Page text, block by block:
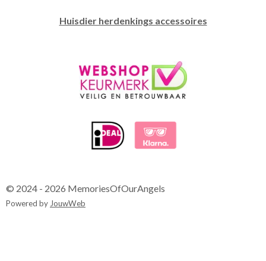
Huisdier herdenkings accessoires
© 2024 - 2026 MemoriesOfOurAngels
Powered byJouwWeb